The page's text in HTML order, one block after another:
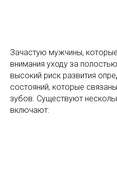
Зачастую мужчины,
внимания уходу за
высокий риск развития
состояний, которые
зубов. Существуют
включают: